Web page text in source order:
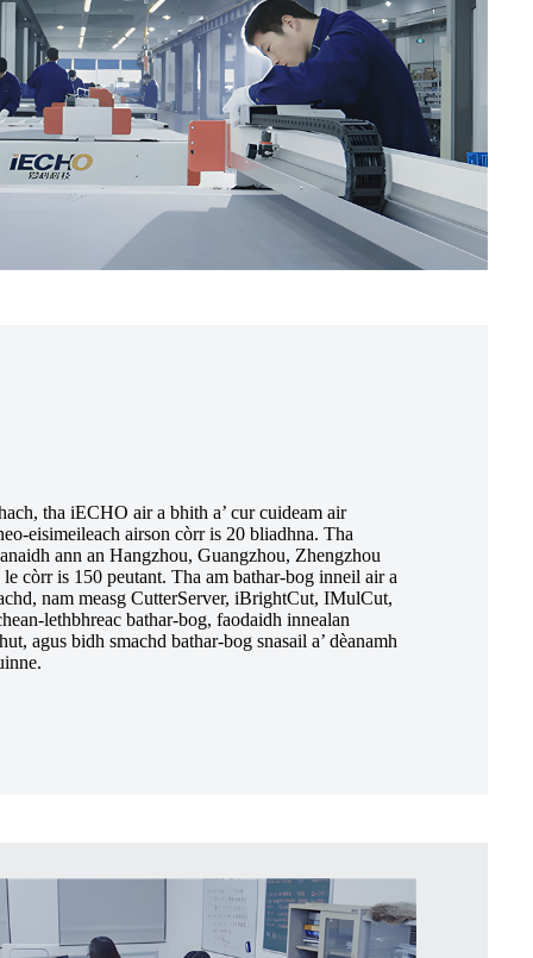
tha iECHO air a bhith a’ cur cuideam air
eisimeileach airson còrr is 20 bliadhna. Tha
ann an Hangzhou, Guangzhou, Zhengzhou
còrr is 150 peutant. Tha am bathar-bog inneil air a
nam measg CutterServer, iBrightCut, IMulCut,
lethbhreac bathar-bog, faodaidh innealan
agus bidh smachd bathar-bog snasail a’ dèanamh